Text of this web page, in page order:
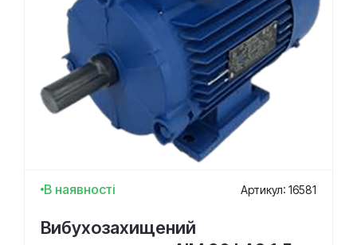
В наявності Артикул: 16581
Вибухозахищений